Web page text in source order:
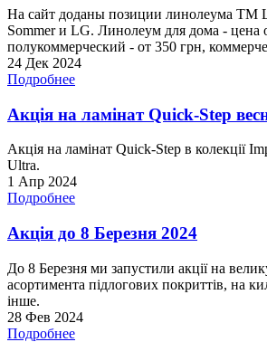
На сайт доданы позиции линолеума ТМ
Sommer и LG. Линолеум для дома - цена
полукоммерческий - от 350 грн,
24 Дек 2024
Подробнее
Акція на ламінат Quick-Step
Акція на ламінат Quick-Step в колекції
Ultra.
1 Апр 2024
Подробнее
Акція до 8 Березня 2024
До 8 Березня ми запустили акції на
асортимента підлогових покриттів, на
інше.
28 Фев 2024
Подробнее